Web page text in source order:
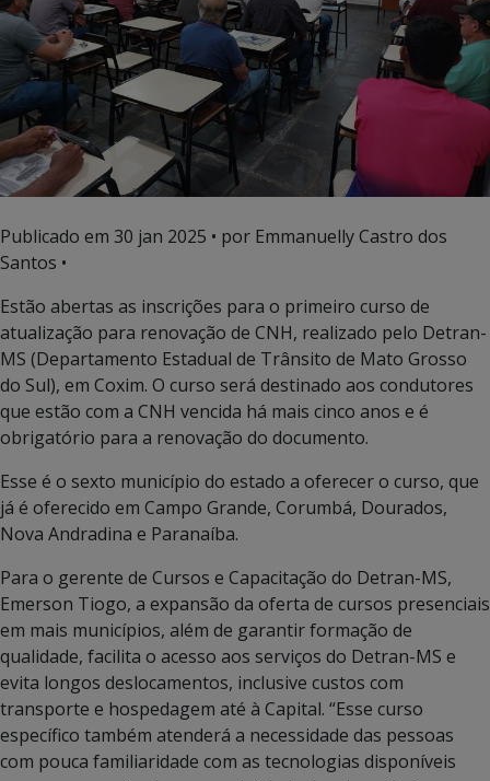
Publicado em 30 jan 2025 • por Emmanuelly Castro dos
Santos •
Estão abertas as inscrições para o primeiro curso de
atualização para renovação de CNH, realizado pelo Detran-
MS (Departamento Estadual de Trânsito de Mato Grosso
do Sul), em Coxim. O curso será destinado aos condutores
que estão com a CNH vencida há mais cinco anos e é
obrigatório para a renovação do documento.
Esse é o sexto município do estado a oferecer o curso, que
já é oferecido em Campo Grande, Corumbá, Dourados,
Nova Andradina e Paranaíba.
Para o gerente de Cursos e Capacitação do Detran-MS,
Emerson Tiogo, a expansão da oferta de cursos presenciais
em mais municípios, além de garantir formação de
qualidade, facilita o acesso aos serviços do Detran-MS e
evita longos deslocamentos, inclusive custos com
transporte e hospedagem até à Capital. “Esse curso
específico também atenderá a necessidade das pessoas
com pouca familiaridade com as tecnologias disponíveis